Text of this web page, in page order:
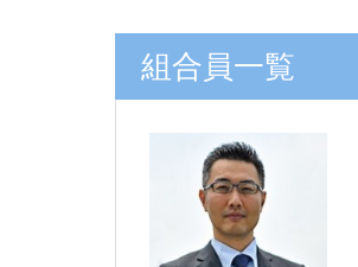
組合員一覧